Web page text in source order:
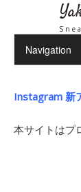
Instagram 新
本サイトはプ